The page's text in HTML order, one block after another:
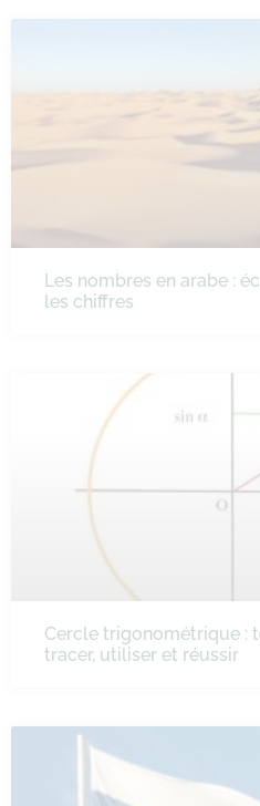
Les nombres en arabe :
les chiffres
Cercle trigonométrique :
tracer, utiliser et réussir